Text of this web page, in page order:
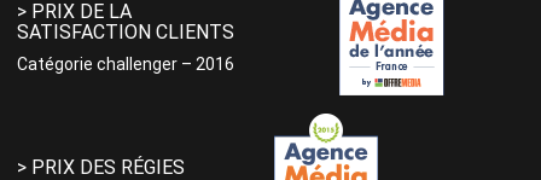
> PRIX DE LA
SATISFACTION CLIENTS
Catégorie challenger – 2016
> PRIX DES RÉGIES